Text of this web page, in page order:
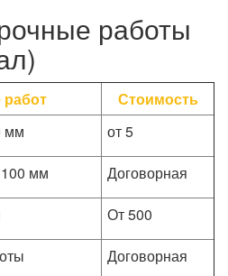
работы
Стоимость
мм
от 5
мм
Договорная
От 500
Договорная